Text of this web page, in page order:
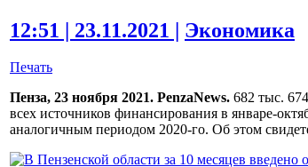
12:51 | 23.11.2021 | Экономика
Печать
Пенза, 23 ноября 2021. PenzaNews. 682 тыс.
всех источников финансирования в январе-
аналогичным периодом 2020-го. Об этом